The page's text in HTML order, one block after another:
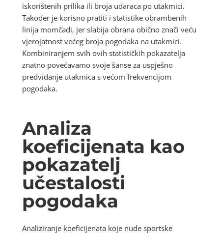
iskorištenih prilika ili broja udaraca po utakmici.
Također je korisno pratiti i statistike obrambenih
linija momčadi, jer slabija obrana obično znači veću
vjerojatnost većeg broja pogodaka na utakmici.
Kombiniranjem svih ovih statističkih pokazatelja
znatno povećavamo svoje šanse za uspješno
predviđanje utakmica s većom frekvencijom
pogodaka.
Analiza
koeficijenata kao
pokazatelj
učestalosti
pogodaka
Analiziranje koeficijenata koje nude sportske